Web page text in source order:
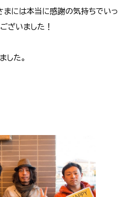
まには本当に感謝の気持ちでいっ
ざいました！
した。